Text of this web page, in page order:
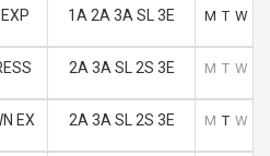
1A 2A 3A SL 3E M T W
2A 3A SL 2S 3E M T W
EX 2A 3A SL 2S 3E M T W